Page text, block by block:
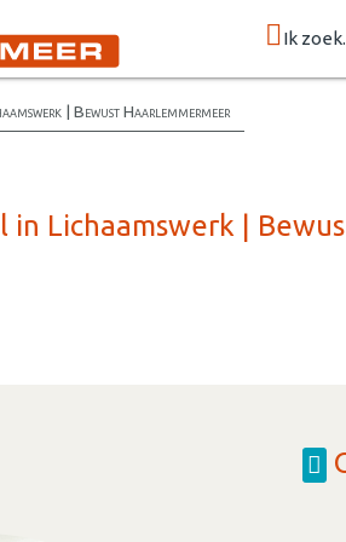
Ik
| Bewust Haarlemmermeer
in Lichaamswerk |